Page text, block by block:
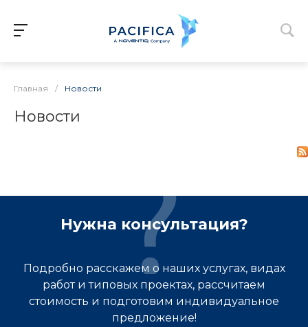
Главная / Новости
Новости
Нужна консультация?
Подробно расскажем о наших услугах, видах
работ и типовых проектах, рассчитаем
стоимость и подготовим индивидуальное
предложение!